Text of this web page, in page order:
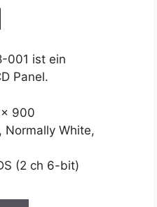
001 ist ein
Panel.
900
Normally White,
(2 ch 6-bit)